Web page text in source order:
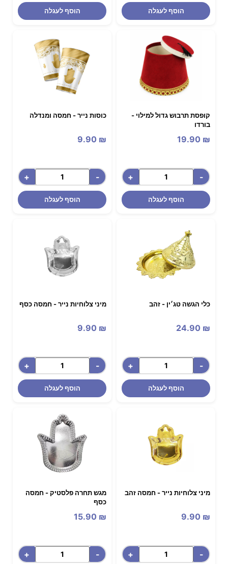
הוסף לעגלה הוסף לעגלה
קופסת תרבוש גדול למילוי -
בורדו
19.90 ₪
-
+
הוסף לעגלה
כוסות נייר - חמסה ומנדלה
9.90 ₪
-
+
הוסף לעגלה
כלי הגשה טג׳ין - זהב
24.90 ₪
-
+
הוסף לעגלה
מיני צלוחיות נייר - חמסה כסף
9.90 ₪
-
+
הוסף לעגלה
מיני צלוחיות נייר - חמסה זהב
9.90 ₪
-
+
מגש תחרה פלסטיק - חמסה
כסף
15.90 ₪
-
+